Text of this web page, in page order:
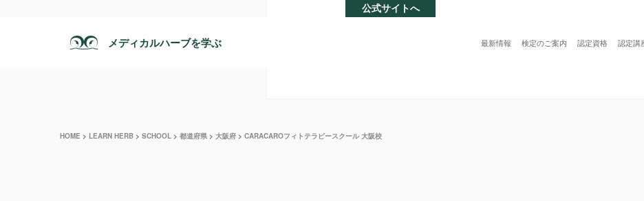
メディカルハーブを学ぶ 最新情報 検定のご案内 認定資格 認定講
公式サイトへ
HOME > LEARN HERB > SCHOOL > 都道府県 > 大阪府 > CARACAROフィトテラピースクール 大阪校